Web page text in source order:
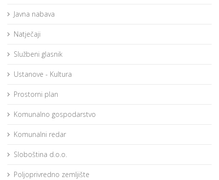
Javna nabava
Natječaji
Službeni glasnik
Ustanove - Kultura
Prostorni plan
Komunalno gospodarstvo
Komunalni redar
Sloboština d.o.o.
Poljoprivredno zemljište